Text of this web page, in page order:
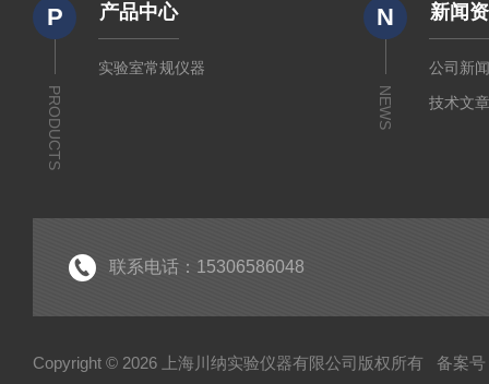
P
PRODUCTS
产品中心
实验室常规仪器
N
NEWS
新闻
公司新
技术文
联系电话：15306586048
Copyright © 2026 上海川纳实验仪器有限公司版权所有 备案号